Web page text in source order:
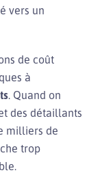
vers un
de coût
à
. Quand on
des détaillants
milliers de
trop